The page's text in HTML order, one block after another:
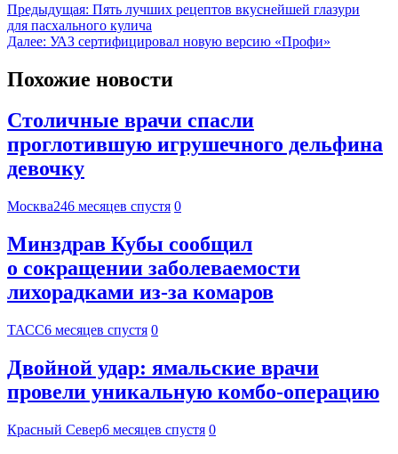
Предыдущая: Пять лучших рецептов вкуснейшей глазури
для пасхального кулича
Далее: УАЗ сертифицировал новую версию «Профи»
Похожие новости
Столичные врачи спасли
проглотившую игрушечного дельфина
девочку
Москва246 месяцев спустя 0
Минздрав Кубы сообщил
о сокращении заболеваемости
лихорадками из-за комаров
ТАСС6 месяцев спустя 0
Двойной удар: ямальские врачи
провели уникальную комбо-операцию
Красный Север6 месяцев спустя 0